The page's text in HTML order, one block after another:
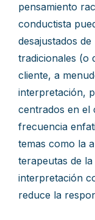
pensamiento
conductista
desajustados
tradicionales (o
cliente, a
interpretación,
centrados en el
frecuencia
temas como la
terapeutas de
interpretación
reduce la